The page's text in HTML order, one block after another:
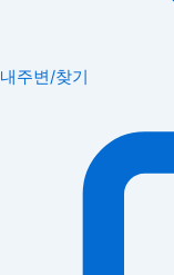
내주변/찾기